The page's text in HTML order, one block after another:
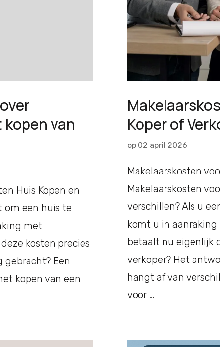
van
Huis Kopen en
om een huis te
met
kosten precies
gebracht? Een
kopen van een
Koper of
op 02 april 2026
Makelaarskosten
Makelaarskosten
verschillen? Als u
komt u in aanraking
betaalt nu eigenlijk
verkoper? Het
hangt af van
voor …